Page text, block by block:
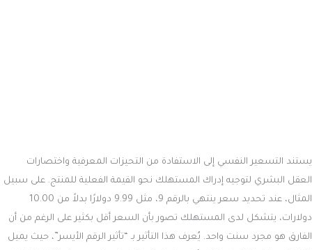
يستند التسعير النفسي إلى الاستفادة من التحيزات المعرفية واختصارات
العقل البشري لتوجيه إدراك المستهلك نحو القيمة الفعلية للمنتج. على سبيل
المثال، عند تحديد سعر ينتهي بالرقم 9، مثل 9.99 دولارًا بدلاً من 10.00
دولارات، يتشكل لدى المستهلك تصور بأن السعر أقل بكثير على الرغم من أن
الفارق هو مجرد سنت واحد. يُعرف هذا التأثير بـ “تأثير الرقم الأيسر”، حيث يميل